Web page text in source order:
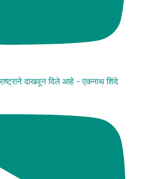
दाखवून दिले आहे - एकनाथ शिंदे